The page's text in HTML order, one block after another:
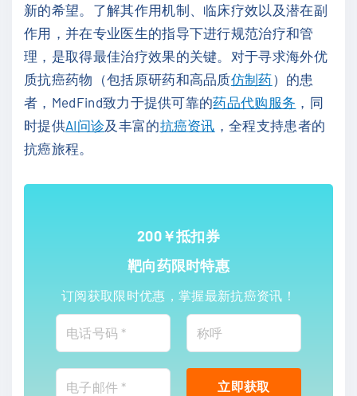
新的希望。了解其作用机制、临床疗效以及潜在副
作用，并在专业医生的指导下进行规范治疗和管
理，是取得最佳治疗效果的关键。对于寻求海外优
质抗癌药物（包括原研药和高品质仿制药）的患
者，MedFind致力于提供可靠的药品代购服务 ，同
时提供AI问诊及丰富的抗癌资讯 ，全程支持患者的
抗癌旅程。
200￥抵扣券
靶向药限时特惠
订阅获取限时优惠，掌握最新抗癌资讯！